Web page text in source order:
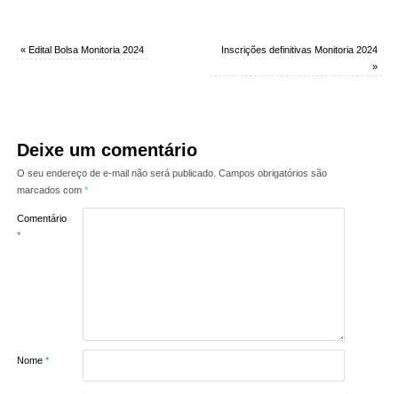
«Edital Bolsa Monitoria 2024
Inscrições definitivas Monitoria 2024
»
Deixe um comentário
O seu endereço de e-mail não será publicado. Campos obrigatórios são
marcados com *
Comentário
*
Nome *